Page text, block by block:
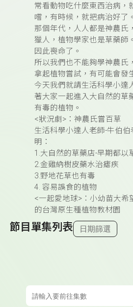
常看動物吃什麼東西治病，
嚐，有時候，就把病治好了
那個年代，人人都是神農氏
獵人，植物學家也是草藥師
因此喪命了。
所以我們也不能夠學神農氏
拿起植物嘗試，有可能會發
今天我們就請生活科學小達
著大家一起進入大自然的草
有毒的植物。
<狀況劇>：神農氏嘗百草
生活科學小達人老師-牛伯
明：
1.大自然的草藥店-早期都以
2.金雞納樹皮藥水治瘧疾
3.野地花草也有毒
4. 容易誤食的植物
<一起愛地球>：小幼苗大希
的台灣原生種植物教材園
節目單集列表 日期篩選